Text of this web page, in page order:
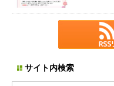
サイト内検索